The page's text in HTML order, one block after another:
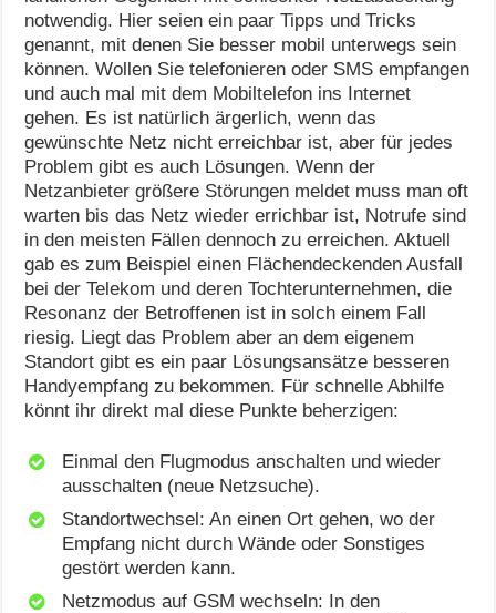
notwendig. Hier seien ein paar Tipps und Tricks
genannt, mit denen Sie besser mobil unterwegs sein
können. Wollen Sie telefonieren oder SMS empfangen
und auch mal mit dem Mobiltelefon ins Internet
gehen. Es ist natürlich ärgerlich, wenn das
gewünschte Netz nicht erreichbar ist, aber für jedes
Problem gibt es auch Lösungen. Wenn der
Netzanbieter größere Störungen meldet muss man oft
warten bis das Netz wieder errichbar ist, Notrufe sind
in den meisten Fällen dennoch zu erreichen. Aktuell
gab es zum Beispiel einen Flächendeckenden Ausfall
bei der Telekom und deren Tochterunternehmen, die
Resonanz der Betroffenen ist in solch einem Fall
riesig. Liegt das Problem aber an dem eigenem
Standort gibt es ein paar Lösungsansätze besseren
Handyempfang zu bekommen. Für schnelle Abhilfe
könnt ihr direkt mal diese Punkte beherzigen:
Einmal den Flugmodus anschalten und wieder
ausschalten (neue Netzsuche).
Standortwechsel: An einen Ort gehen, wo der
Empfang nicht durch Wände oder Sonstiges
gestört werden kann.
Netzmodus auf GSM wechseln: In den